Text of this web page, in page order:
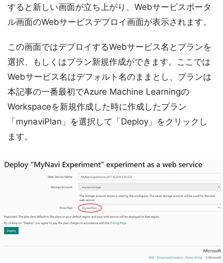
すると新しい画面が立ち上がり、Webサービスポータ
ル画面のWebサービスデプロイ画面が表示されます。
この画面ではデプロイするWebサービス名とプランを
選択、もしくはプラン新規作成ができます。ここでは
Webサービス名はデフォルト名のままとし、プランは
本記事の一番最初でAzure Machine Learningの
Workspaceを新規作成した時に作成したプラン
「mynaviPlan」を選択して「Deploy」をクリックし
ます。